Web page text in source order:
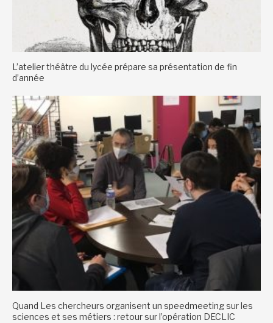
L’atelier théâtre du lycée prépare sa présentation de fin
d’année
Quand Les chercheurs organisent un speedmeeting sur les
sciences et ses métiers : retour sur l’opération DECLIC